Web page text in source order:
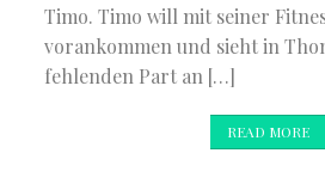
Timo. Timo will mit seiner
vorankommen und sieht in
fehlenden Part an […]
READ MORE